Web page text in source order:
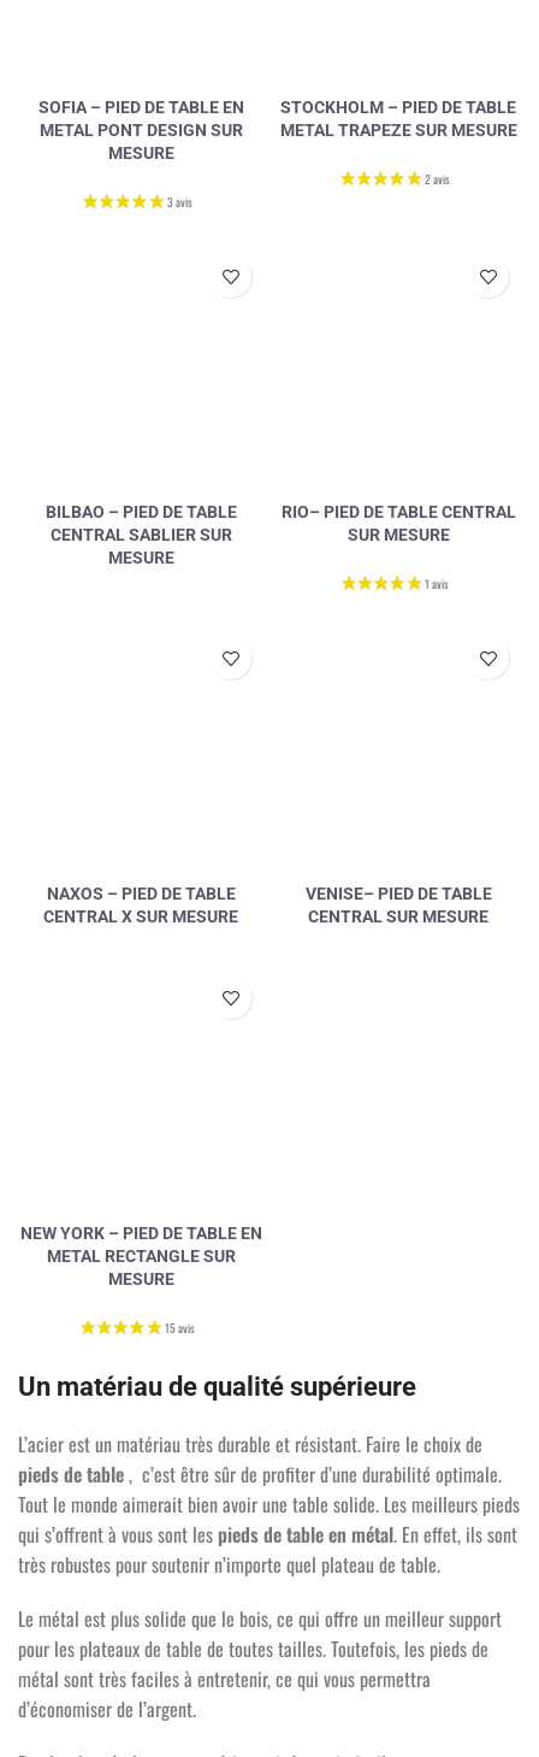
SOFIA – PIED DE TABLE EN
METAL PONT DESIGN SUR
MESURE
3 avis
STOCKHOLM – PIED DE TABLE
METAL TRAPEZE SUR MESURE
BILBAO – PIED DE TABLE
CENTRAL SABLIER SUR
MESURE
RIO– PIED DE TABLE CENTRAL
SUR MESURE
NAXOS – PIED DE TABLE
CENTRAL X SUR MESURE
VENISE– PIED DE TABLE
CENTRAL SUR MESURE
NEW YORK – PIED DE TABLE EN
METAL RECTANGLE SUR
MESURE
Un matériau de qualité supérieure
L’acier est un matériau très durable et résistant. Faire le choix de
pieds de table, c’est être sûr de profiter d’une durabilité optimale.
Tout le monde aimerait bien avoir une table solide. Les meilleurs pieds
qui s’offrent à vous sont lespieds de table en métal. En effet, ils sont
très robustes pour soutenir n’importe quel plateau de table.
Le métal est plus solide que le bois, ce qui offre un meilleur support
pour les plateaux de table de toutes tailles. Toutefois, les pieds de
métal sont très faciles à entretenir, ce qui vous permettra
d’économiser de l’argent.